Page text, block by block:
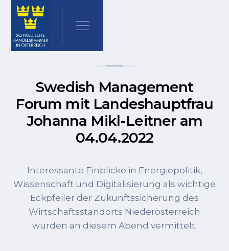
Swedish Management
Forum mit Landeshauptfrau
Johanna Mikl-Leitner am
04.04.2022
Interessante Einblicke in Energiepolitik,
Wissenschaft und Digitalisierung als wichtige
Eckpfeiler der Zukunftssicherung des
Wirtschaftsstandorts Niederösterreich
wurden an diesem Abend vermittelt.